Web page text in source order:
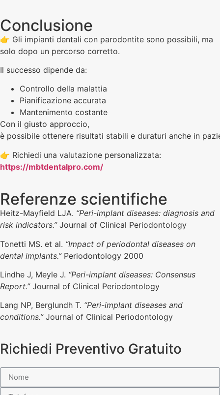
Conclusione
👉 Gli impianti dentali con parodontite sono possibili, ma
solo dopo un percorso corretto.
Il successo dipende da:
Controllo della malattia
Pianificazione accurata
Mantenimento costante
Con il giusto approccio,
è possibile ottenere risultati stabili e duraturi anche in
👉 Richiedi una valutazione personalizzata:
https://mbtdentalpro.com/
Referenze scientifiche
Heitz-Mayfield LJA. “Peri-implant diseases: diagnosis and
risk indicators.” Journal of Clinical Periodontology
Tonetti MS. et al. “Impact of periodontal diseases on
dental implants.” Periodontology 2000
Lindhe J, Meyle J. “Peri-implant diseases: Consensus
Report.” Journal of Clinical Periodontology
Lang NP, Berglundh T. “Peri-implant diseases and
conditions.” Journal of Clinical Periodontology
Richiedi Preventivo Gratuito